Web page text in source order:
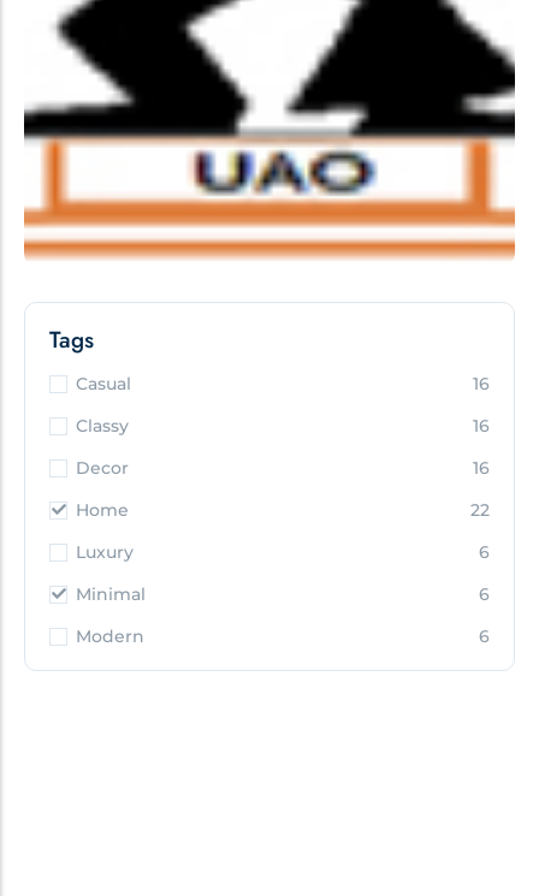
Tags
Casual
16
Classy
16
Decor
16
Home
22
Luxury
6
Minimal
6
Modern
6